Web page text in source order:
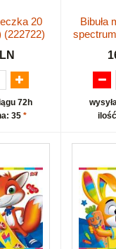
20
(222722)
72h
35 *
Bibuła